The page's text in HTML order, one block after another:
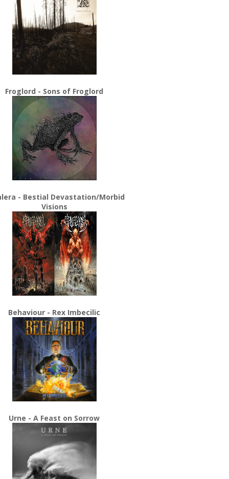
Froglord - Sons of Froglord
- Bestial Devastation/Morbid
Visions
Behaviour - Rex Imbecilic
Urne - A Feast on Sorrow